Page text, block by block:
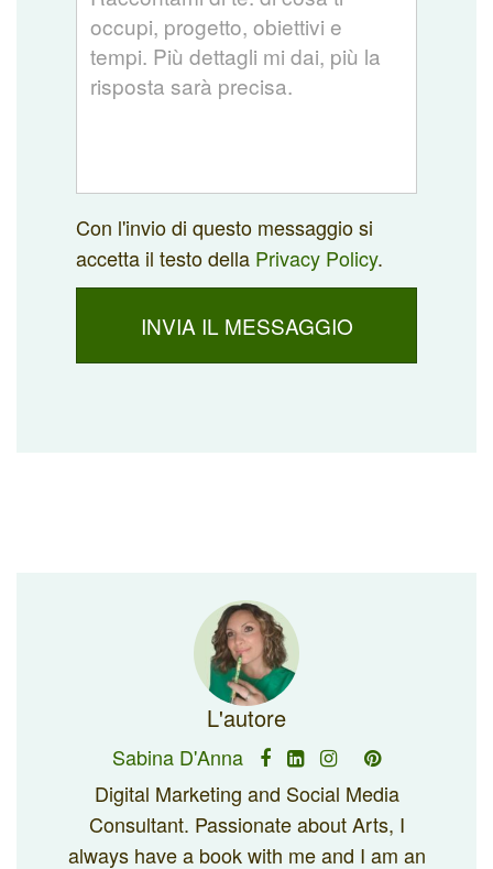
Con l'invio di questo messaggio si
accetta il testo della Privacy Policy.
INVIA IL MESSAGGIO
L'autore
Sabina D'Anna
Digital Marketing and Social Media
Consultant. Passionate about Arts, I
always have a book with me and I am an